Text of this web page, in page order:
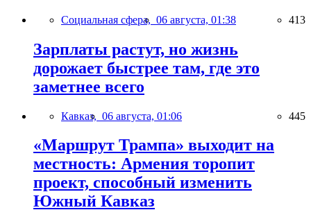
Социальная сфера, 06 августа, 01:38 413
Зарплаты растут, но жизнь
дорожает быстрее там, где это
заметнее всего
Кавказ, 06 августа, 01:06 445
«Маршрут Трампа» выходит на
местность: Армения торопит
проект, способный изменить
Южный Кавказ